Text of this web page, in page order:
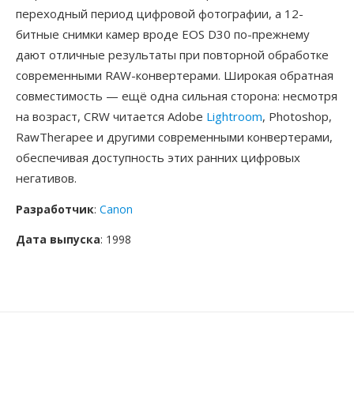
переходный период цифровой фотографии, а 12-
битные снимки камер вроде EOS D30 по-прежнему
дают отличные результаты при повторной обработке
современными RAW-конвертерами. Широкая обратная
совместимость — ещё одна сильная сторона: несмотря
на возраст, CRW читается Adobe Lightroom, Photoshop,
RawTherapee и другими современными конвертерами,
обеспечивая доступность этих ранних цифровых
негативов.
Разработчик: Canon
Дата выпуска: 1998